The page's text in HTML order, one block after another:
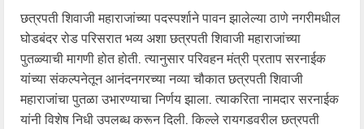
छत्रपती शिवाजी महाराजांच्या पदस्पर्शाने पावन झालेल्या ठाणे नगरीमधील
घोडबंदर रोड परिसरात भव्य अशा छत्रपती शिवाजी महाराजांच्या
पुतळ्याची मागणी होत होती. त्यानुसार परिवहन मंत्री प्रताप सरनाईक
यांच्या संकल्पनेतून आनंदनगरच्या नव्या चौकात छत्रपती शिवाजी
महाराजांचा पुतळा उभारण्याचा निर्णय झाला. त्याकरिता नामदार सरनाईक
यांनी विशेष निधी उपलब्ध करून दिली. किल्ले रायगडवरील छत्रपती